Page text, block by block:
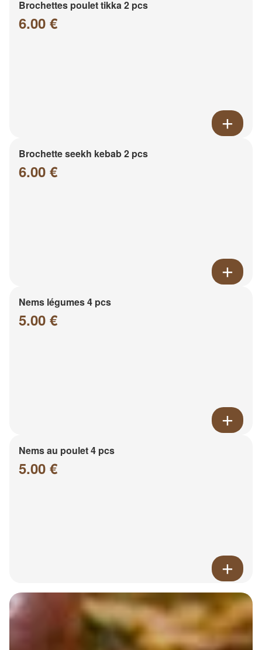
Brochettes poulet tikka 2 pcs
6.00 €
Brochette seekh kebab 2 pcs
6.00 €
Nems légumes 4 pcs
5.00 €
Nems au poulet 4 pcs
5.00 €